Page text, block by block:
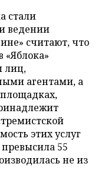
стали
ведении
считают, что
«Яблока»
лиц,
агентами, а
этих услуг
превысила 55
не из